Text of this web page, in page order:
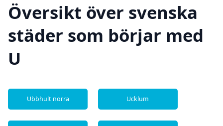
Översikt över svenska
städer som börjar med
U
Ubbhult norra Ucklum